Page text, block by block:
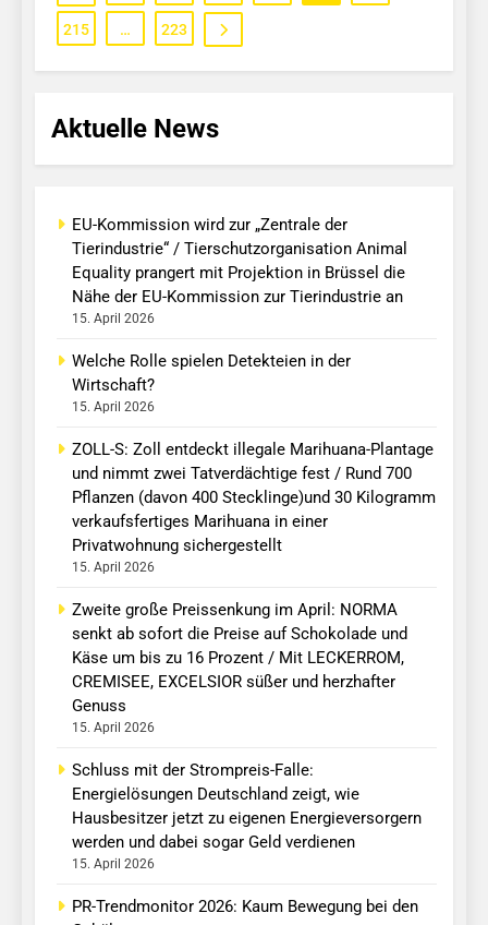
215 … 223
Aktuelle News
EU-Kommission wird zur „Zentrale der
Tierindustrie“ / Tierschutzorganisation Animal
Equality prangert mit Projektion in Brüssel die
Nähe der EU-Kommission zur Tierindustrie an
15. April 2026
Welche Rolle spielen Detekteien in der
Wirtschaft?
15. April 2026
ZOLL-S: Zoll entdeckt illegale Marihuana-Plantage
und nimmt zwei Tatverdächtige fest / Rund 700
Pflanzen (davon 400 Stecklinge)und 30 Kilogramm
verkaufsfertiges Marihuana in einer
Privatwohnung sichergestellt
15. April 2026
Zweite große Preissenkung im April: NORMA
senkt ab sofort die Preise auf Schokolade und
Käse um bis zu 16 Prozent / Mit LECKERROM,
CREMISEE, EXCELSIOR süßer und herzhafter
Genuss
15. April 2026
Schluss mit der Strompreis-Falle:
Energielösungen Deutschland zeigt, wie
Hausbesitzer jetzt zu eigenen Energieversorgern
werden und dabei sogar Geld verdienen
15. April 2026
PR-Trendmonitor 2026: Kaum Bewegung bei den